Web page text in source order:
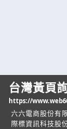
台灣黃頁
https://
六六電商股份有
際標資訊科技股